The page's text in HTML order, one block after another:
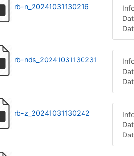
rb-n_20241031130216
rb-nds_20241031130231
rb-z_20241031130242